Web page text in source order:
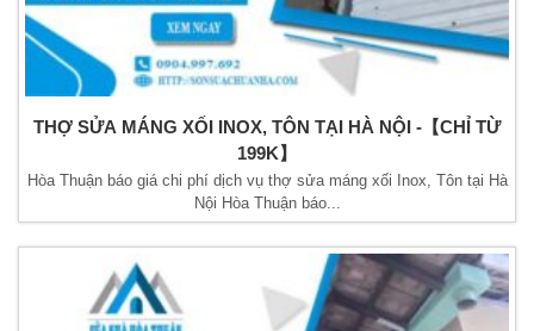
THỢ SỬA MÁNG XỐI INOX, TÔN TẠI HÀ NỘI -【CHỈ TỪ
199K】
Hòa Thuận báo giá chi phí dịch vụ thợ sửa máng xối Inox, Tôn tại Hà
Nội Hòa Thuận báo...